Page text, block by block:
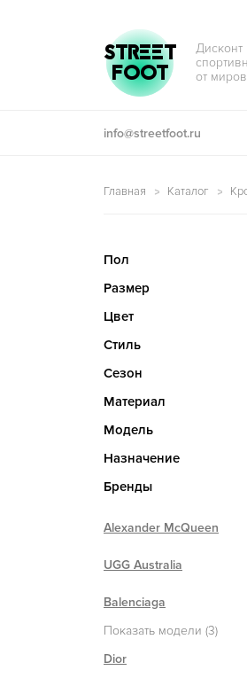
Перейти к навигации
Перейти к
STREET
FOOT
Дисконт
от
info@streetfoot.ru
Главная Каталог
Пол
Размер
Цвет
Стиль
Сезон
Материал
Модель
Назначение
Бренды
Alexander McQueen
UGG Australia
Balenciaga
Показать модели (3)
Dior